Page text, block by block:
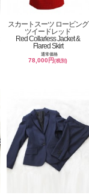
スカートスーツ ロービング
ツイードレッド
Red Collarless Jacket &
Flared Skirt
通常価格
78,000円(税別)